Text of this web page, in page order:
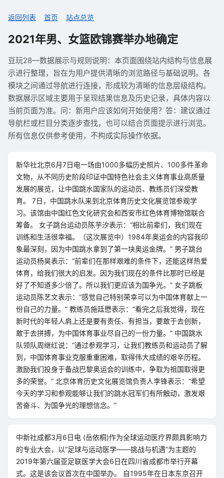
返回列表 首页 站点总览
2021年男、女篮欧锦赛举办地确定
豆玩28—数据展示与规则说明：本页面围绕站内结构与信息展
示进行整理，旨在为用户提供清晰的浏览路径与基础说明。各
模块之间通过导航进行连接，形成较为清晰的信息层级结构。
数据展示区域主要用于呈现结果信息及历史记录，具体内容以
当前页面为准。问：新用户应该如何开始使用？答：建议通过
导航栏或栏目分类逐步查找，也可以结合页面提示进行浏览。
所有信息仅供参考使用，不构成实际操作依据。
新华社北京6月7日电一场由1000多幅历史照片、100多件革命
文物，从不同历史阶段印证中国特色社会主义体育事业高质量
发展的展览，让中国跳水国家队的运动员、教练员们深受教
育。 7日，中国跳水队来到北京体育历史文化展览馆参观学
习。该馆由中国红色文化研究会和西安市红色体育博物馆联合
筹备。 女子跳台运动员陈芋汐表示：“相比前辈们，我们现在
训练和生活很幸福。（这次展览中）1984年奥运会的内容我印
象最深刻，因为中国跳水拿到了第一块奥运金牌。” 男子跳台
运动员杨昊表示：“前辈们在那样艰难的条件下，还能这样热爱
体育，给我们很大的启发。因为我们现在的条件比那时已经是
好了不知道多少倍了。所以我们更应该为国争光。” 女子跳板
运动员陈艺文表示：“感觉自己特别荣幸可以为中国体育献上一
份自己的力量。” 教练员施廷懋表示：“看完之后我觉得，现在
新时代的年轻人肩上还是要有责任、有担当，要敢于去创新，
敢于去拼搏，为中国体育事业尽自己的一份力量。” 中国跳水
队领队周继红说：“通过参观学习，让我们教练员和运动员了解
到，中国体育事业克服重重困难，取得伟大成绩的艰辛历程。
激励我们投身于备战巴黎奥运会的训练中，争取为祖国取得更
多的荣誉。” 北京体育历史文化展览馆负责人李锋表示：“希望
今天的学习和参观能够让我们的跳水冠军们有所触动，激发艰
苦奋斗、为国争光的理想信念。”
中新社成都3月6日电 (岳依桐)作为全球运动医疗界颇具影响力
的专业大会，以“足球与运动医学——挑战与机遇”为主题的
2019年第六届亚足联医学大会6日在四川省成都市举行开幕
式。这是该会议首次在中国举办。 自1995年在日本东京召开